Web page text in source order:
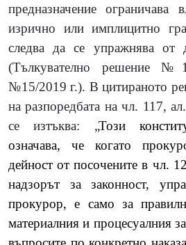
предназначение ограничава
изрично или имплицитно
следва да се упражнява от
(Тълкувателно решение
№15/2019 г.). В цитираното
на разпоредбата на чл. 117,
се изтъква: „Този
означава, че когато
дейност от посочените в чл.
надзорът за законност,
прокурор, е само за
материалния и процесуалния